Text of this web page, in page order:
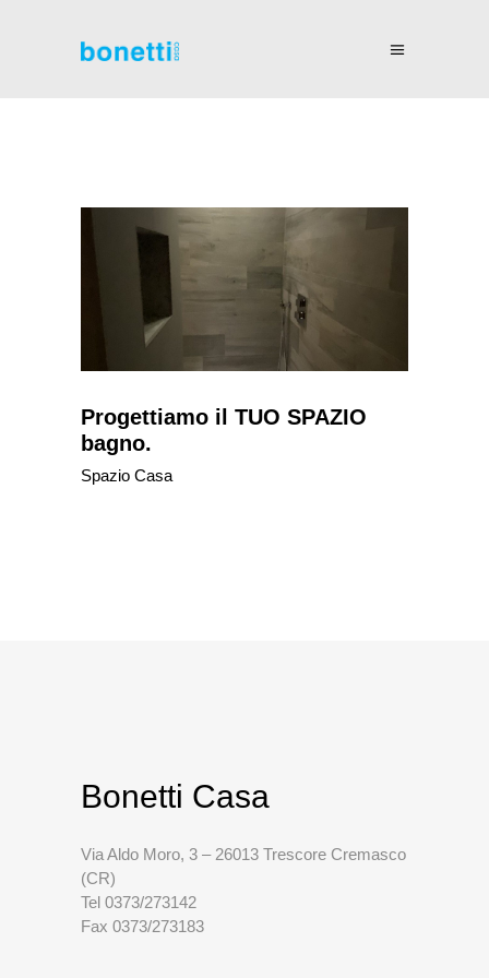
Progettiamo il TUO SPAZIO
bagno.
Spazio Casa
Bonetti Casa
Via Aldo Moro, 3 – 26013 Trescore Cremasco
(CR)
Tel 0373/273142
Fax 0373/273183